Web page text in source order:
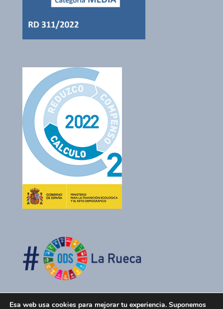
Esa web usa cookies para mejorar tu experiencia. Suponemos